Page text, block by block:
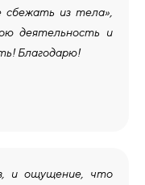
сбежать из тела»,
деятельность и
Благодарю!
и ощущение, что